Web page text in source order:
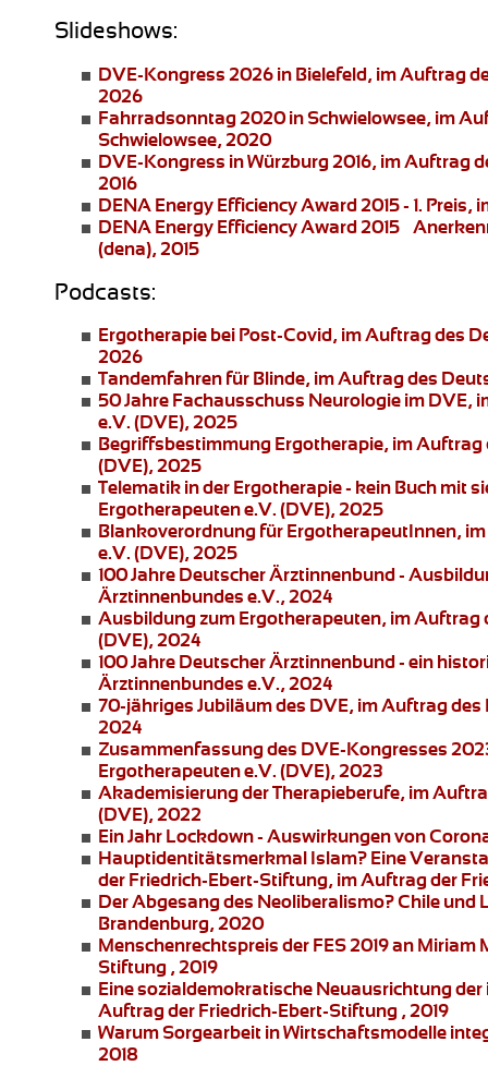
Slideshows:
DVE-Kongress 2026 in Bielefeld, im Auftrag
2026
Fahrradsonntag 2020 in Schwielowsee, im
Schwielowsee, 2020
DVE-Kongress in Würzburg 2016, im Auftrag
2016
DENA Energy Efficiency Award 2015 - 1. Preis,
DENA Energy Efficiency Award 2015 –
(dena), 2015
Podcasts:
Ergotherapie bei Post-Covid, im Auftrag des
2026
Tandemfahren für Blinde, im Auftrag des
50 Jahre Fachausschuss Neurologie im DVE,
e.V. (DVE), 2025
Begriffsbestimmung Ergotherapie, im Auftrag
(DVE), 2025
Telematik in der Ergotherapie- kein Buch mit
Ergotherapeuten e.V. (DVE), 2025
Blankoverordnung für ErgotherapeutInnen,
e.V. (DVE), 2025
100 Jahre Deutscher Ärztinnenbund-
Ärztinnenbundes e.V., 2024
Ausbildung zum Ergotherapeuten, im Auftrag
(DVE), 2024
100 Jahre Deutscher Ärztinnenbund- ein
Ärztinnenbundes e.V., 2024
70-jähriges Jubiläum des DVE, im Auftrag des
2024
Zusammenfassung des DVE-Kongresses
Ergotherapeuten e.V. (DVE), 2023
Akademisierung der Therapieberufe, im
(DVE), 2022
Ein Jahr Lockdown - Auswirkungen von
Hauptidentitätsmerkmal Islam? Eine
der Friedrich-Ebert-Stiftung, im Auftrag der
Der Abgesang des Neoliberalismo? Chile und
Brandenburg, 2020
Menschenrechtspreis der FES 2019 an Miriam
Stiftung , 2019
Eine sozialdemokratische Neuausrichtung
Auftrag der Friedrich-Ebert-Stiftung , 2019
Warum Sorgearbeit in Wirtschaftsmodelle
2018